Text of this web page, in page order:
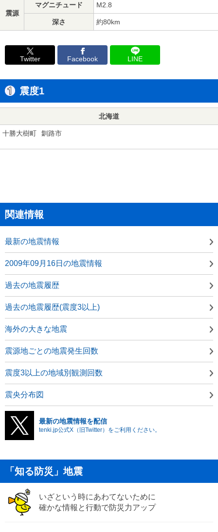
震源
マグニチュード M2.8
深さ 約80km
Twitter Facebook LINE
震度1
北海道
十勝大樹町 釧路市
関連情報
最新の地震情報
2009年09月16日の地震情報
過去の地震履歴
過去の地震履歴(震度3以上)
海外の大きな地震
震源地ごとの地震発生回数
震度3以上の地域別観測回数
震央分布図
最新の地震情報を配信
tenki.jp公式X（旧Twitter）をご利用ください。
「知る防災」地震
いざという時にあわてないために
確かな情報と行動で防災力アップ